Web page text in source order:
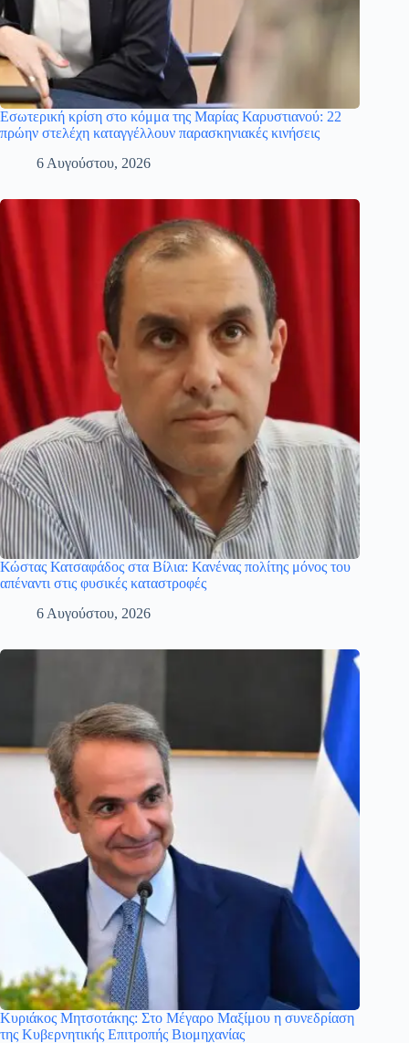
Εσωτερική κρίση στο κόμμα της Μαρίας Καρυστιανού: 22
πρώην στελέχη καταγγέλλουν παρασκηνιακές κινήσεις
6 Αυγούστου, 2026
Κώστας Κατσαφάδος στα Βίλια: Κανένας πολίτης μόνος του
απέναντι στις φυσικές καταστροφές
6 Αυγούστου, 2026
Κυριάκος Μητσοτάκης: Στο Μέγαρο Μαξίμου η συνεδρίαση
της Κυβερνητικής Επιτροπής Βιομηχανίας